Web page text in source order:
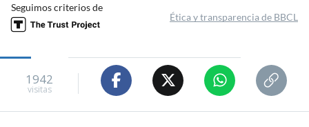
Seguimos criterios de
Ética y transparencia de BBCL
1942
visitas